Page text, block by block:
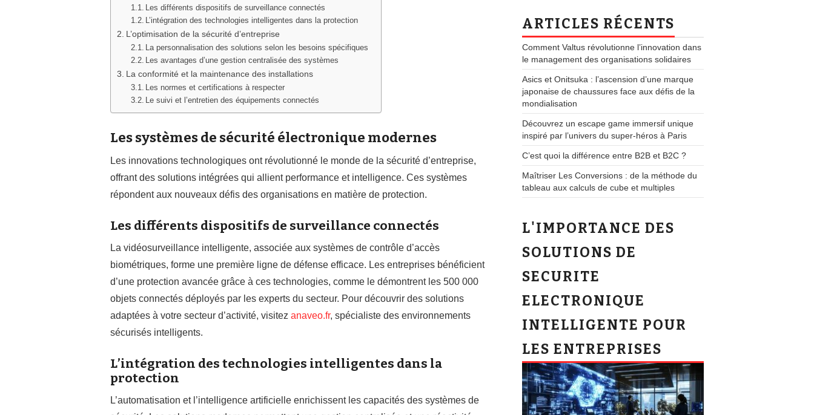
Les différents dispositifs de surveillance connectés
L’intégration des technologies intelligentes dans la protection
L’optimisation de la sécurité d’entreprise
La personnalisation des solutions selon les besoins spécifiques
Les avantages d’une gestion centralisée des systèmes
La conformité et la maintenance des installations
Les normes et certifications à respecter
Le suivi et l’entretien des équipements connectés
Les systèmes de sécurité électronique modernes
Les innovations technologiques ont révolutionné le monde de la sécurité d’entreprise,
offrant des solutions intégrées qui allient performance et intelligence. Ces systèmes
répondent aux nouveaux défis des organisations en matière de protection.
Les différents dispositifs de surveillance connectés
La vidéosurveillance intelligente, associée aux systèmes de contrôle d’accès
biométriques, forme une première ligne de défense efficace. Les entreprises bénéficient
d’une protection avancée grâce à ces technologies, comme le démontrent les 500 000
objets connectés déployés par les experts du secteur. Pour découvrir des solutions
adaptées à votre secteur d’activité, visitez anaveo.fr, spécialiste des environnements
sécurisés intelligents.
L’intégration des technologies intelligentes dans la
protection
L’automatisation et l’intelligence artificielle enrichissent les capacités des systèmes de
ARTICLES RÉCENTS
Comment Valtus révolutionne l’innovation dans
le management des organisations solidaires
Asics et Onitsuka : l’ascension d’une marque
japonaise de chaussures face aux défis de la
mondialisation
Découvrez un escape game immersif unique
inspiré par l’univers du super-héros à Paris
C’est quoi la différence entre B2B et B2C ?
Maîtriser Les Conversions : de la méthode du
tableau aux calculs de cube et multiples
L'IMPORTANCE DES
SOLUTIONS DE
SECURITE
ELECTRONIQUE
INTELLIGENTE POUR
LES ENTREPRISES